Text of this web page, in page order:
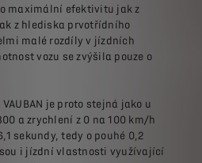
maximální efektivitu jak z
z hlediska prvotřídního
malé rozdíly v jízdních
vozu se zvýšila pouze o
je proto stejná jako u
a zrychlení z 0 na 100 km/h
sekundy, tedy o pouhé 0,2
i jízdní vlastnosti využívající